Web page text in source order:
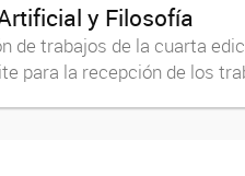
y Filosofía
de trabajos de la cuarta
para la recepción de los